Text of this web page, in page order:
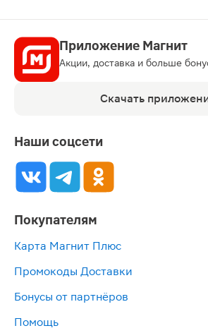
Приложение Магнит
Акции, доставка и больше
Скачать
Наши соцсети
Покупателям
Карта Магнит Плюс
Промокоды Доставки
Бонусы от партнёров
Помощь